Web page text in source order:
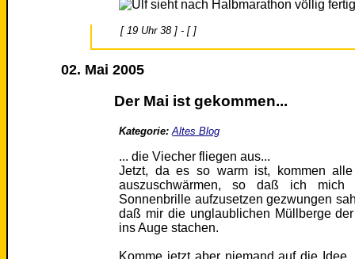
[ 19 Uhr 38 ] - [ ]
02. Mai 2005
Der Mai ist gekommen...
Kategorie: Altes Blog
... die Viecher fliegen aus...
Jetzt, da es so warm ist, kommen
auszuschwärmen, so daß ich mich
Sonnenbrille aufzusetzen gezwungen
daß mir die unglaublichen Müllberge
ins Auge stachen.